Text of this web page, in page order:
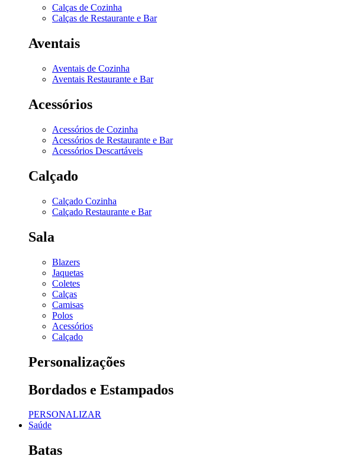
Calças de Cozinha
Calças de Restaurante e Bar
Aventais
Aventais de Cozinha
Aventais Restaurante e Bar
Acessórios
Acessórios de Cozinha
Acessórios de Restaurante e Bar
Acessórios Descartáveis
Calçado
Calçado Cozinha
Calçado Restaurante e Bar
Sala
Blazers
Jaquetas
Coletes
Calças
Camisas
Polos
Acessórios
Calçado
Personalizações
Bordados e Estampados
PERSONALIZAR
Saúde
Batas